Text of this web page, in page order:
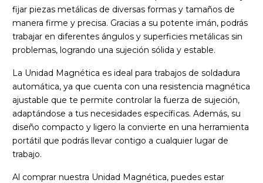
fijar piezas metálicas de diversas formas y tamaños de
manera firme y precisa. Gracias a su potente imán, podrás
trabajar en diferentes ángulos y superficies metálicas sin
problemas, logrando una sujeción sólida y estable.
La Unidad Magnética es ideal para trabajos de soldadura
automática, ya que cuenta con una resistencia magnética
ajustable que te permite controlar la fuerza de sujeción,
adaptándose a tus necesidades específicas. Además, su
diseño compacto y ligero la convierte en una herramienta
portátil que podrás llevar contigo a cualquier lugar de
trabajo.
Al comprar nuestra Unidad Magnética, puedes estar